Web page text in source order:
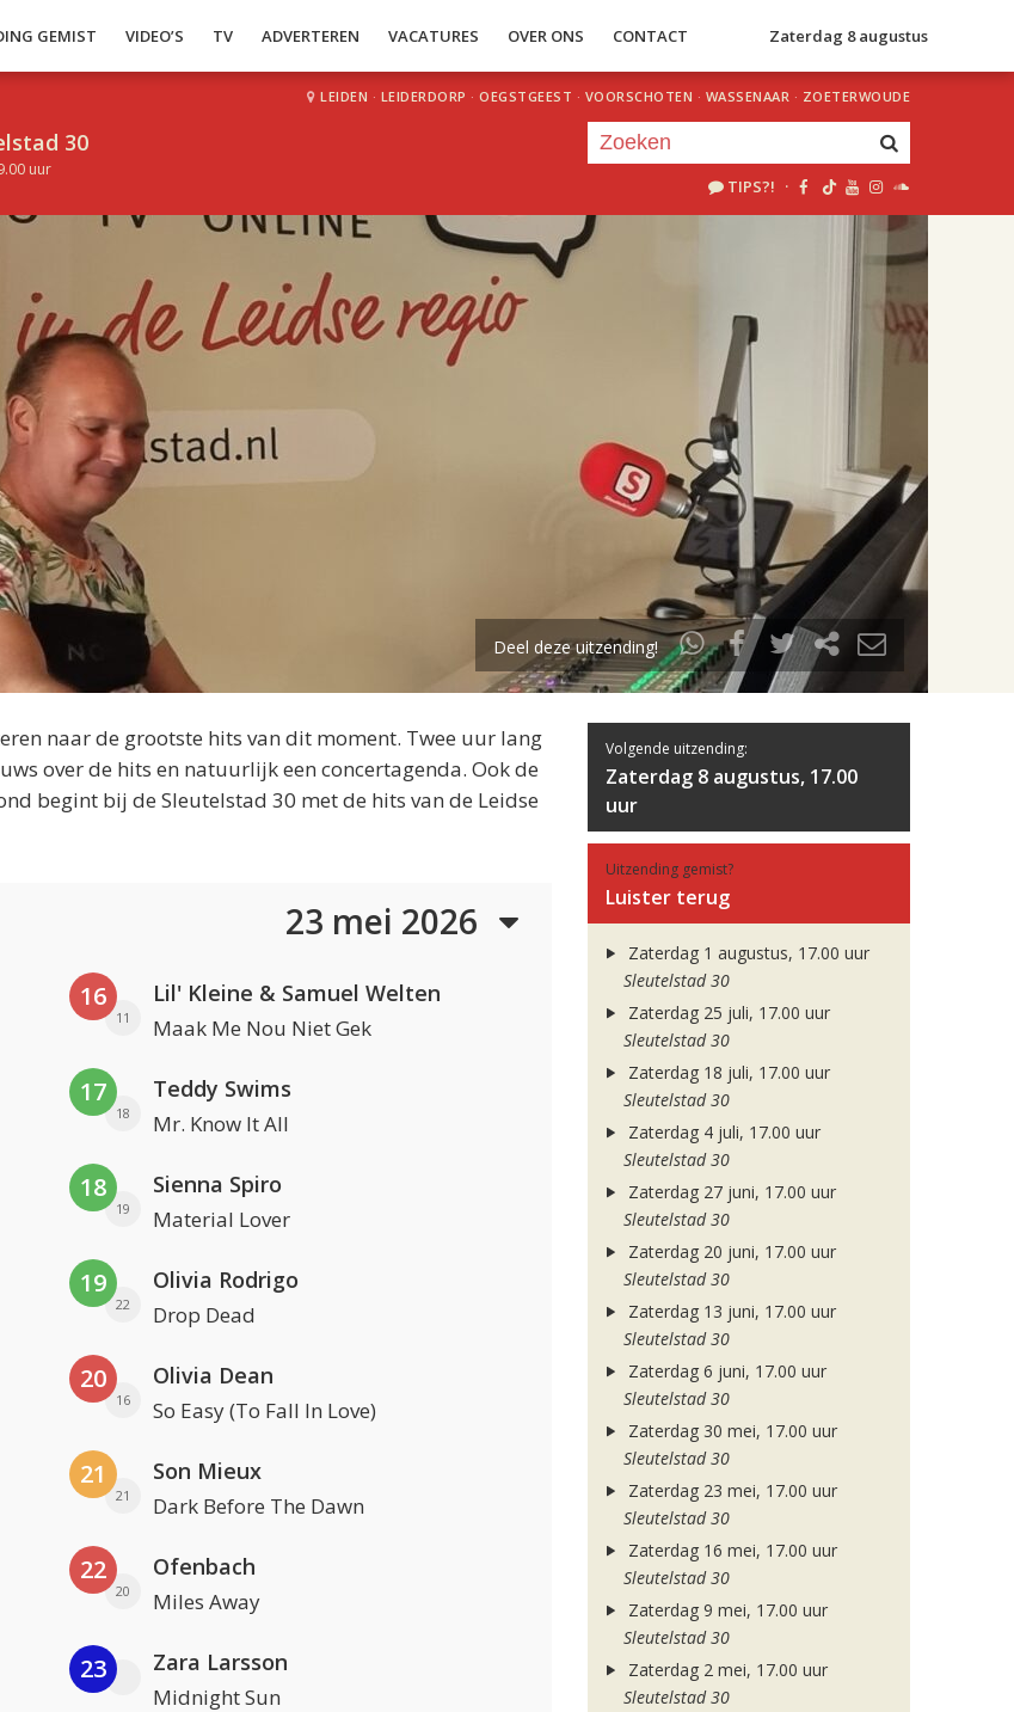
GEMIST VIDEO’S TV ADVERTEREN VACATURES OVER ONS CONTACT Zaterdag 8 augustus
30
uur
LEIDEN · LEIDERDORP · OEGSTGEEST · VOORSCHOTEN · WASSENAAR · ZOETERWOUDE
TIPS?! ·
uur 1 van 2
Volgend uur
Deel deze uitzending!
naar de grootste hits van dit moment. Twee uur lang
over de hits en natuurlijk een concertagenda. Ook de
begint bij de Sleutelstad 30 met de hits van de Leidse
23 mei 2026
16
11
Lil' Kleine & Samuel Welten
Maak Me Nou Niet Gek
17
18
Teddy Swims
Mr. Know It All
18
19
Sienna Spiro
Material Lover
19
22
Olivia Rodrigo
Drop Dead
20
16
Olivia Dean
So Easy (To Fall In Love)
21
21
Son Mieux
Dark Before The Dawn
22
20
Ofenbach
Miles Away
23 Zara Larsson
Midnight Sun
Volgende uitzending:
Zaterdag 8 augustus, 17.00
uur
Uitzending gemist?
Luister terug
Zaterdag 1 augustus, 17.00 uur
Sleutelstad 30
Zaterdag 25 juli, 17.00 uur
Sleutelstad 30
Zaterdag 18 juli, 17.00 uur
Sleutelstad 30
Zaterdag 4 juli, 17.00 uur
Sleutelstad 30
Zaterdag 27 juni, 17.00 uur
Sleutelstad 30
Zaterdag 20 juni, 17.00 uur
Sleutelstad 30
Zaterdag 13 juni, 17.00 uur
Sleutelstad 30
Zaterdag 6 juni, 17.00 uur
Sleutelstad 30
Zaterdag 30 mei, 17.00 uur
Sleutelstad 30
Zaterdag 23 mei, 17.00 uur
Sleutelstad 30
Zaterdag 16 mei, 17.00 uur
Sleutelstad 30
Zaterdag 9 mei, 17.00 uur
Sleutelstad 30
Zaterdag 2 mei, 17.00 uur
Sleutelstad 30